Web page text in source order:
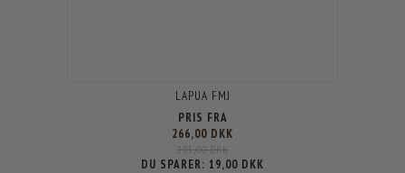
LAPUA FMJ
PRIS FRA
266,00 DKK
285,00 DKK
DU SPARER: 19,00 DKK